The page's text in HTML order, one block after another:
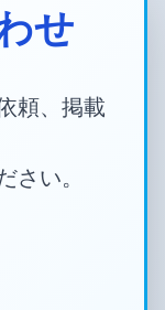
せ
頼、掲載
い。